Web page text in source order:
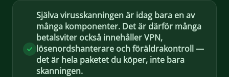
Själva virusskanningen är idag bara en av
många komponenter. Det är därför många
betalsviter också innehåller VPN,
lösenordshanterare och föräldrakontroll —
det är hela paketet du köper, inte bara
skanningen.